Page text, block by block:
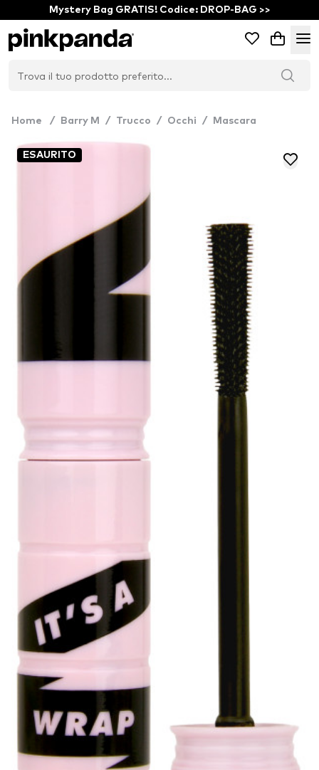
Mystery Bag GRATIS! Codice: DROP-BAG >>
Home / Barry M / Trucco / Occhi / Mascara
ESAURITO